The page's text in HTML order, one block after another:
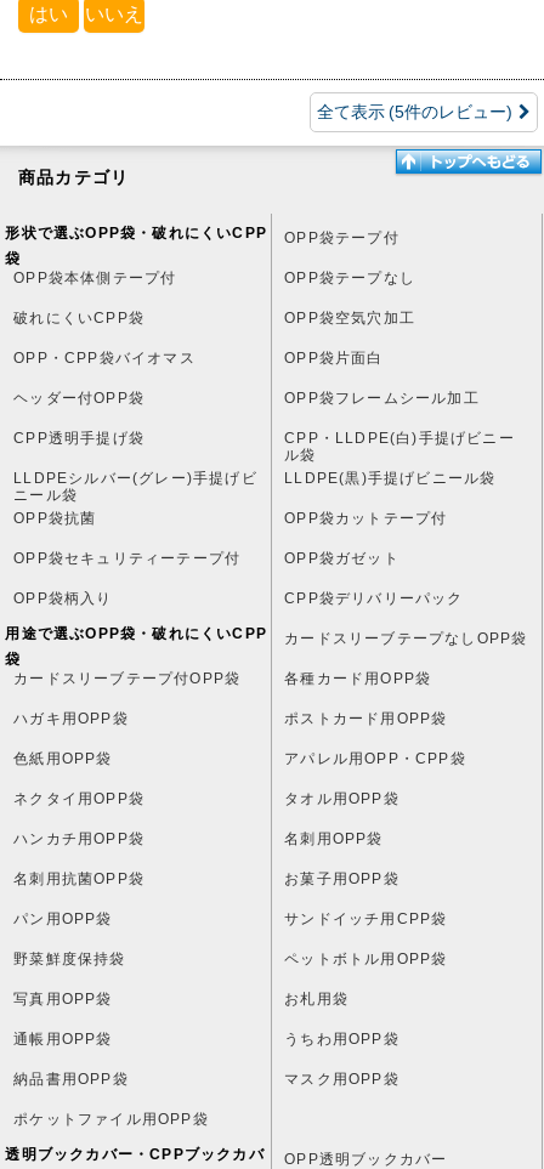
はい いいえ
全て表示 (5件のレビュー)
商品カテゴリ
形状で選ぶOPP袋・破れにくいCPP
袋
OPP袋テープ付
OPP袋本体側テープ付 OPP袋テープなし
破れにくいCPP袋 OPP袋空気穴加工
OPP・CPP袋バイオマス OPP袋片面白
ヘッダー付OPP袋 OPP袋フレームシール加工
CPP透明手提げ袋
CPP・LLDPE(白)手提げビニー
ル袋
LLDPEシルバー(グレー)手提げビ
ニール袋
LLDPE(黒)手提げビニール袋
OPP袋抗菌 OPP袋カットテープ付
OPP袋セキュリティーテープ付 OPP袋ガゼット
OPP袋柄入り CPP袋デリバリーパック
用途で選ぶOPP袋・破れにくいCPP
袋
カードスリーブテープなしOPP袋
カードスリーブテープ付OPP袋 各種カード用OPP袋
ハガキ用OPP袋 ポストカード用OPP袋
色紙用OPP袋 アパレル用OPP・CPP袋
ネクタイ用OPP袋 タオル用OPP袋
ハンカチ用OPP袋 名刺用OPP袋
名刺用抗菌OPP袋 お菓子用OPP袋
パン用OPP袋 サンドイッチ用CPP袋
野菜鮮度保持袋 ペットボトル用OPP袋
写真用OPP袋 お札用袋
通帳用OPP袋 うちわ用OPP袋
納品書用OPP袋 マスク用OPP袋
ポケットファイル用OPP袋
透明ブックカバー・CPPブックカバ
OPP透明ブックカバー